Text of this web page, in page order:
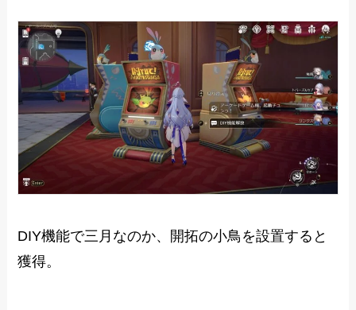
DIY機能で三月なのか、開拓の小鳥を設置すると
獲得。